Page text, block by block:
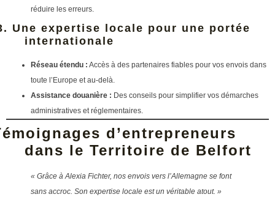
réduire les erreurs.
Une expertise locale pour une portée
internationale
Réseau étendu : Accès à des partenaires fiables pour vos envois dans
toute l’Europe et au-delà.
Assistance douanière : Des conseils pour simplifier vos démarches
administratives et réglementaires.
d’entrepreneurs
dans le Territoire de Belfort
« Grâce à Alexia Fichter, nos envois vers l’Allemagne se font
sans accroc. Son expertise locale est un véritable atout. »